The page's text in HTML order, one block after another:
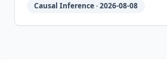
Causal Inference · 2026-08-08